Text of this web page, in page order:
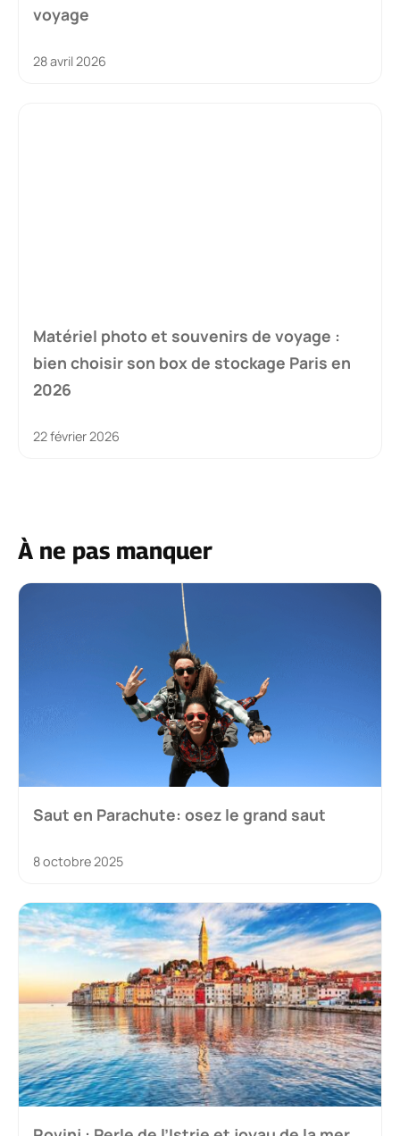
voyage
28 avril 2026
Matériel photo et souvenirs de voyage :
bien choisir son box de stockage Paris en
2026
22 février 2026
À ne pas manquer
Saut en Parachute: osez le grand saut
8 octobre 2025